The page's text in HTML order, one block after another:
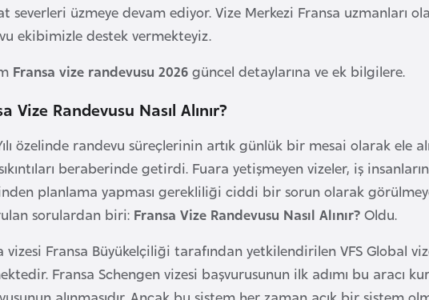
severleri üzmeye devam ediyor. Vize Merkezi Fransa uzmanları
ekibimizle destek vermekteyiz.
Fransa vize randevusu 2026 güncel detaylarına ve ek bilgilere.
Vize Randevusu Nasıl Alınır?
özelinde randevu süreçlerinin artık günlük bir mesai olarak ele
beraberinde getirdi. Fuara yetişmeyen vizeler, iş
planlama yapması gerekliliği ciddi bir sorun olarak
sorulardan biri: Fransa Vize Randevusu Nasıl Alınır? Oldu.
vizesi Fransa Büyükelçiliği tarafından yetkilendirilen VFS Global
Fransa Schengen vizesi başvurusunun ilk adımı bu aracı